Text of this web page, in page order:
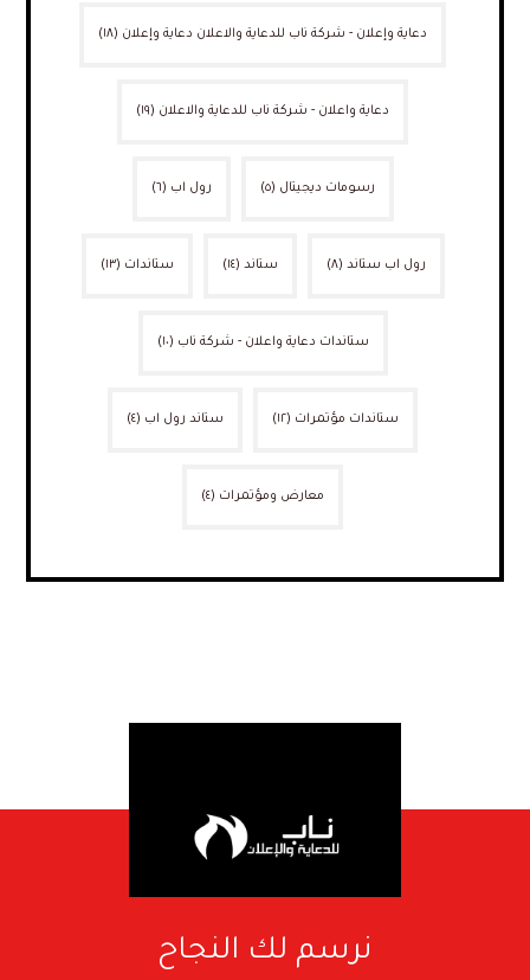
دعاية وإعلان - شركة ناب للدعاية والاعلان دعاية وإعلان (١٨)
دعاية واعلان - شركة ناب للدعاية والاعلان (١٩)
رسومات ديجيتال (٥) رول اب (٦)
رول اب ستاند (٨) ستاند (١٤) ستاندات (١٣)
ستاندات دعاية واعلان - شركة ناب (١٠)
ستاندات مؤتمرات (١٢) ستاند رول اب (٤)
معارض ومؤتمرات (٤)
نرسم لك النجاح